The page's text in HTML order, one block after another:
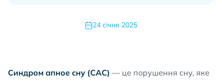
24 січня 2025
Синдром апное сну (САС) — це порушення сну, яке